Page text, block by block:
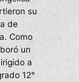
su
de
Como
un
a
12°